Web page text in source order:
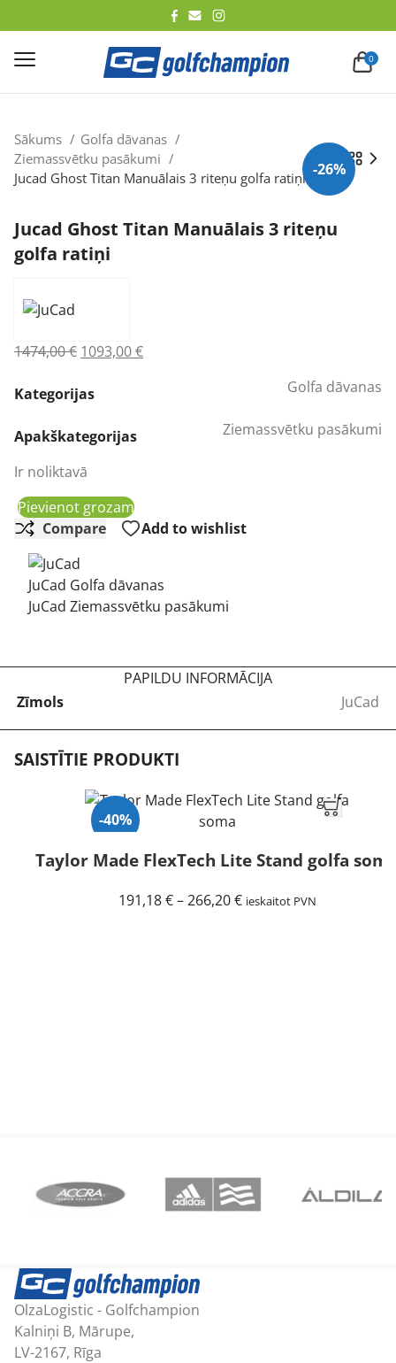
0
-26%
Sākums
Golfa dāvanas
Ziemassvētku pasākumi
Jucad Ghost Titan Manuālais 3 riteņu golfa ratiņi
Jucad Ghost Titan Manuālais 3 riteņu
golfa ratiņi
1474,00€ Original
was:
1093,00€Current
Kategorijas Golfa dāvanas
Apakškategorijas Ziemassvētku pasākumi
Ir noliktavā
Pievienot grozam
Compare
Add to wishlist
JuCad Golfa dāvanas
JuCad Ziemassvētku pasākumi
PAPILDU INFORMĀCIJA
Zīmols
JuCad
SAISTĪTIE PRODUKTI
-40%
Taylor Made FlexTech Lite Stand golfa
191,18€ – 266,20€Price
ieskaitot PVN
OlzaLogistic - Golfchampion
Kalniņi B, Mārupe,
LV-2167, Rīga